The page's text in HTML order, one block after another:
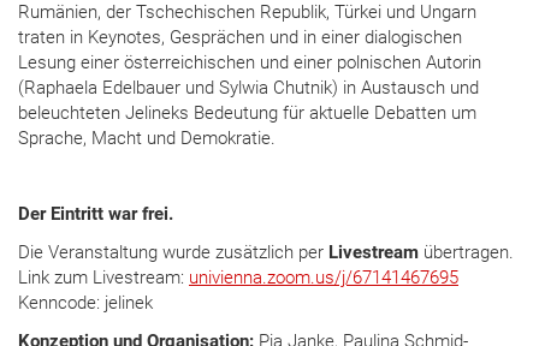
Rumänien, der Tschechischen Republik, Türkei und Ungarn
traten in Keynotes, Gesprächen und in einer dialogischen
Lesung einer österreichischen und einer polnischen Autorin
(Raphaela Edelbauer und Sylwia Chutnik) in Austausch und
beleuchteten Jelineks Bedeutung für aktuelle Debatten um
Sprache, Macht und Demokratie.
Der Eintritt war frei.
Die Veranstaltung wurde zusätzlich per Livestream übertragen.
Link zum Livestream: univienna.zoom.us/j/67141467695
Kenncode: jelinek
Konzeption und Organisation: Pia Janke, Paulina Schmid-